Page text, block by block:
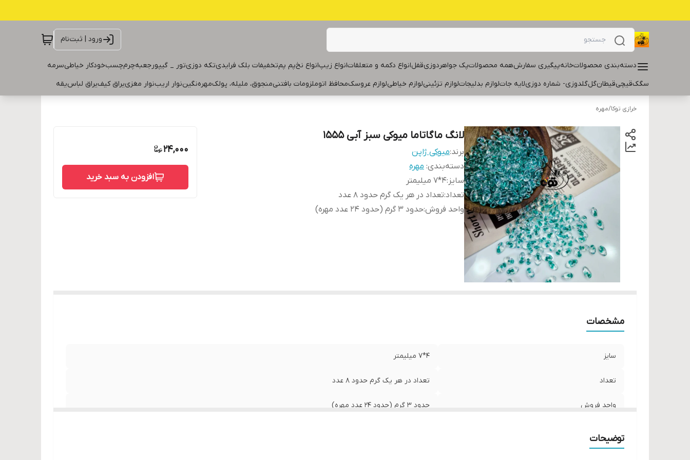
ورود | ثبت‌نام
دسته‌بندی محصولاتخانهپیگیری سفارشهمه محصولاتپک جواهردوزیقفلانواع دکمه و متعلقاتانواع زیپانواع نخپم پمتخفیفات بلک فرایدیتکه دوزیتور _ گیپورجعبهچرمچسبخودکار خیاطیسرمه
سگکقیچیقیطانگلگلدوزی- شماره دوزیلایه جاتلوازم بدلیجاتلوازم تزئینیلوازم خیاطیلوازم عروسکمحافظ اتوملزومات بافتنیمنجوق، ملیله، پولکمهرهنگیننوار اریبنوار مغزییراق کیفیراق لباسیقه
خرازی توکا/مهره
لانگ ماگاتاما میوکی سبز آبی ۱۵۵۵
برند:میوکی ژاپن
دسته‌بندی: مهره
سایز :۴*۷ میلیمتر
تعداد:تعداد در هر یک‌ گرم حدود ۸ عدد
واحد فروش:حدود ۳ گرم (حدود ۲۴ عدد مهره)
24,000
افزودن به سبد خرید
مشخصات
سایز ۴*۷ میلیمتر
تعداد تعداد در هر یک‌ گرم حدود ۸ عدد
واحد فروش حدود ۳ گرم (حدود ۲۴ عدد مهره)
توضیحات